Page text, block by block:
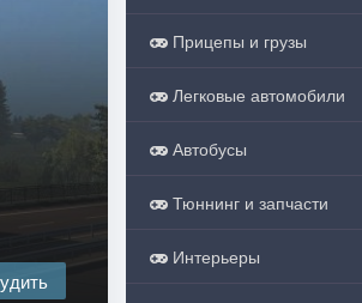
Прицепы и грузы
Легковые автомобили
Автобусы
Тюннинг и запчасти
Интерьеры